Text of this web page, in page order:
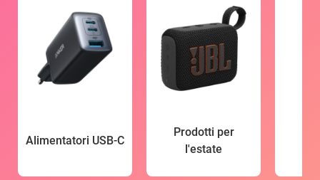
Alimentatori USB-C
Prodotti per
l'estate